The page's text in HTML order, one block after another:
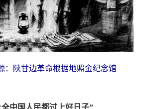
：陕甘边革命根据地照金纪念馆